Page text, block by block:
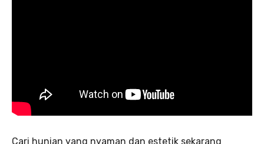
Cari hunian yang nyaman dan estetik sekarang